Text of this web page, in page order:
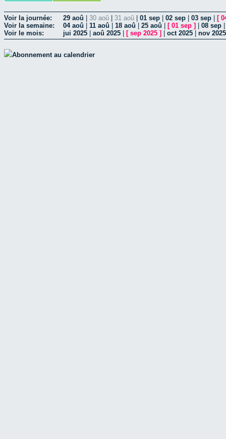
Voir la journée: 29 aoû 30 aoû 31 aoû 01 sep 02 sep 03 sep [
Voir la semaine:
04 aoû 11 aoû 18 aoû 25 aoû [ 01 sep ] 08 sep
Voir le mois:
jui 2025 aoû 2025 [ sep 2025 ] oct 2025 nov 2025
Abonnement au calendrier